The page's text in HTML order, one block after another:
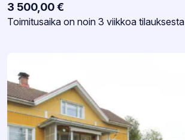
3 500,00€
Varastotilanne:
Toimitusaika on noin 3 viikkoa tilauksesta